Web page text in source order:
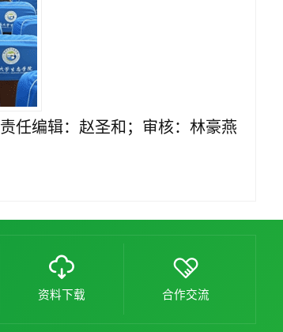
责任编辑：赵圣和；审核：林豪燕
资料下载 合作交流